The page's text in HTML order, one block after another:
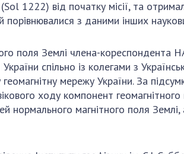
1222) від початку місії, та
з даними інших
поля Землі члена-кореспондента
спільно із колегами з
мережу України. За
ходу компонент
магнітного поля